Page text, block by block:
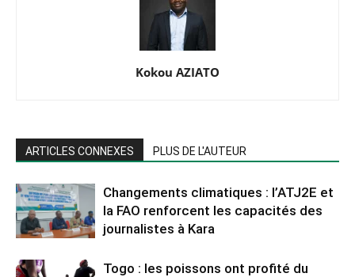
Kokou AZIATO
ARTICLES CONNEXES PLUS DE L'AUTEUR
Changements climatiques : l’ATJ2E et
la FAO renforcent les capacités des
journalistes à Kara
Togo : les poissons ont profité du